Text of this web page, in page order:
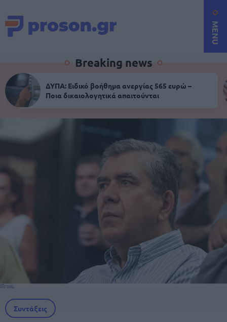
MENU
Breaking news
ΔΥΠΑ: Ειδικό βοήθημα ανεργίας 565 ευρώ –
Ποια δικαιολογητικά απαιτούνται
Συντάξεις